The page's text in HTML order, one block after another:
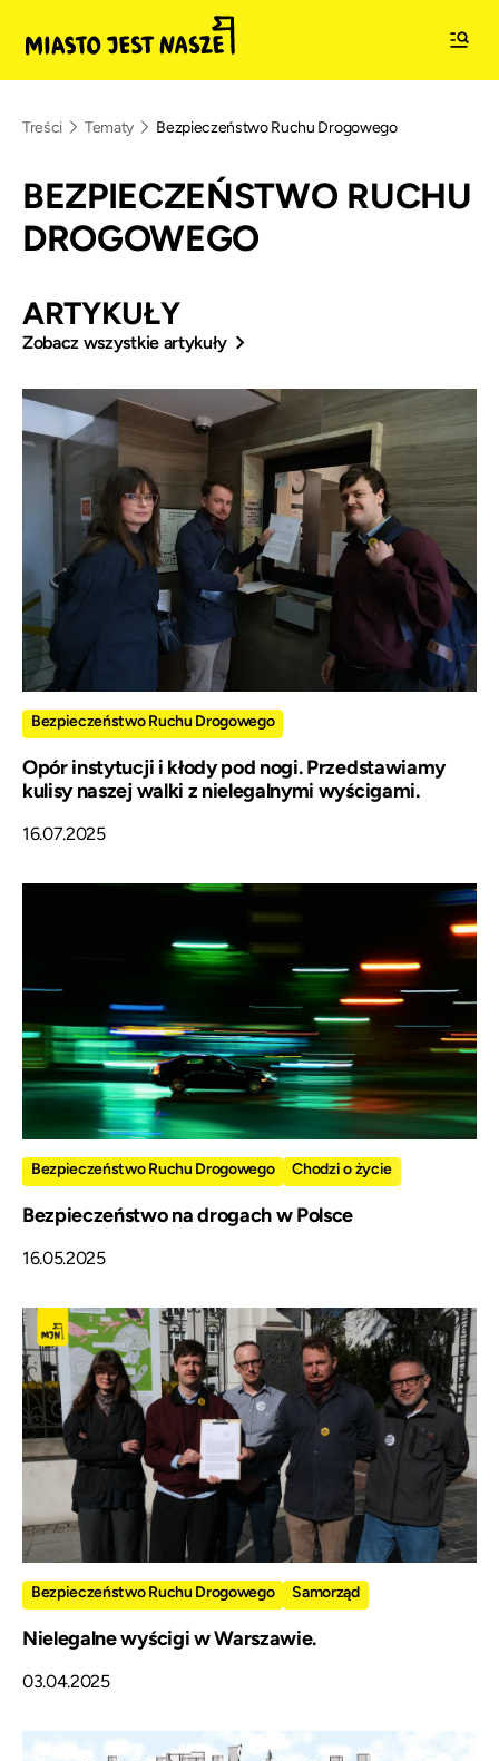
Treści Tematy Bezpieczeństwo Ruchu Drogowego
BEZPIECZEŃSTWO RUCHU
DROGOWEGO
ARTYKUŁY
Zobacz wszystkie artykuły
Bezpieczeństwo Ruchu Drogowego
Opór instytucji i kłody pod nogi. Przedstawiamy
kulisy naszej walki z nielegalnymi wyścigami.
16.07.2025
Bezpieczeństwo Ruchu Drogowego Chodzi o życie
Bezpieczeństwo na drogach w Polsce
16.05.2025
Bezpieczeństwo Ruchu Drogowego Samorząd
Nielegalne wyścigi w Warszawie.
03.04.2025